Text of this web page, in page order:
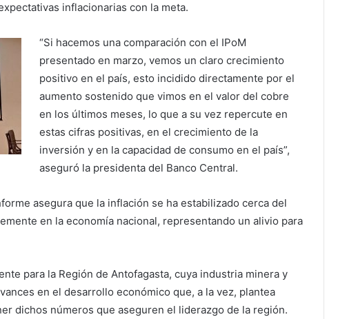
inflacionarias con la meta.
“Si hacemos una comparación con el IPoM
presentado en marzo, vemos un claro crecimiento
positivo en el país, esto incidido directamente por el
aumento sostenido que vimos en el valor del cobre
en los últimos meses, lo que a su vez repercute en
estas cifras positivas, en el crecimiento de la
inversión y en la capacidad de consumo en el país”,
aseguró la presidenta del Banco Central.
asegura que la inflación se ha estabilizado cerca del
en la economía nacional, representando un alivio para
para la Región de Antofagasta, cuya industria minera y
en el desarrollo económico que, a la vez, plantea
dichos números que aseguren el liderazgo de la región.